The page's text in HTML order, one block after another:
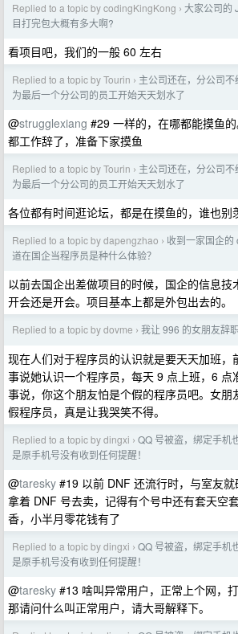
Replied to a topic by codingKingKong › 大家公司的
目打完包大概有多大啊?
看项目吧，我们的一般 60 左右
Replied to a topic by Tourin › 主公司还在，分公司
为最后一个分公司的员工开始天天划水了
@strugglexiang #29 一样的，在哪都能摸鱼
都工作辞了，准备下家摸鱼
Replied to a topic by Tourin › 主公司还在，分公司
为最后一个分公司的员工开始天天划水了
各位都有时间逛论坛，都是在摸鱼的，谁也别
Replied to a topic by dapengzhao › 收到一家国企的
道在国企当程序员是种什么体验？
以前去国企出差做项目的时候，国企的信息技
开会还是开会。项目基本上都是外包出去的。
Replied to a topic by dovme › 我让 996 的女朋友辞
现在人们对于程序员的认识就是要天天加班，
事说她认识一个程序员，每天 9 点上班，6 点
事说，你这个朋友怕是个假的程序员吧。女朋
假程序员，真是让我哭笑不得。
Replied to a topic by dingxi › QQ 号被盗，绑定手机
是原手机号没有收到任何提醒！
@taresky #19 以前 DNF 还流行时，与室友就
拿着 DNF 号去卖，记得有个号中还有套天空
香，小半月零花钱有了
Replied to a topic by dingxi › QQ 号被盗，绑定手机
是原手机号没有收到任何提醒！
@taresky #13 啥叫异常用户，正常上个网，
那请问什么叫正常用户，请大哥解释下。